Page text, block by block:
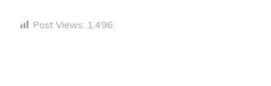
Post Views: 1,496